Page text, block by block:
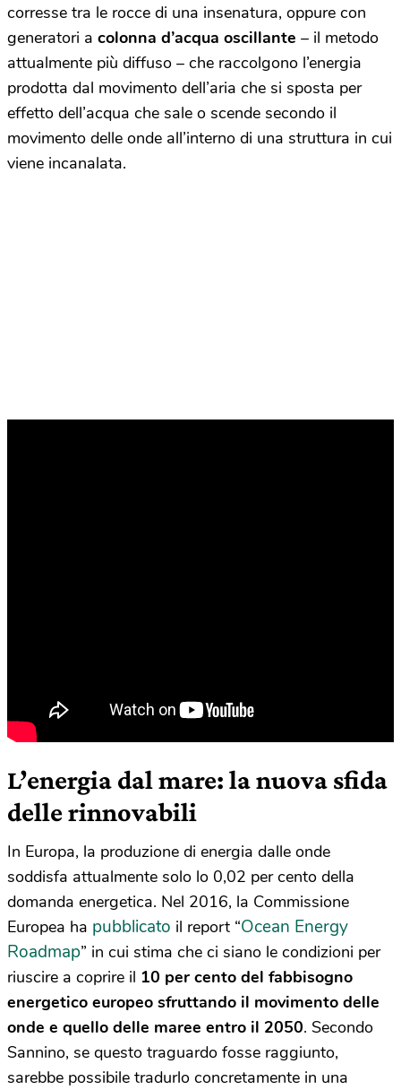
corresse tra le rocce di una insenatura, oppure con
generatori a colonna d’acqua oscillante – il metodo
attualmente più diffuso – che raccolgono l’energia
prodotta dal movimento dell’aria che si sposta per
effetto dell’acqua che sale o scende secondo il
movimento delle onde all’interno di una struttura in cui
viene incanalata.
L’energia dal mare: la nuova sfida
delle rinnovabili
In Europa, la produzione di energia dalle onde
soddisfa attualmente solo lo 0,02 per cento della
domanda energetica. Nel 2016, la Commissione
Europea ha pubblicato il report “Ocean Energy
Roadmap” in cui stima che ci siano le condizioni per
riuscire a coprire il 10 per cento del fabbisogno
energetico europeo sfruttando il movimento delle
onde e quello delle maree entro il 2050. Secondo
Sannino, se questo traguardo fosse raggiunto,
sarebbe possibile tradurlo concretamente in una